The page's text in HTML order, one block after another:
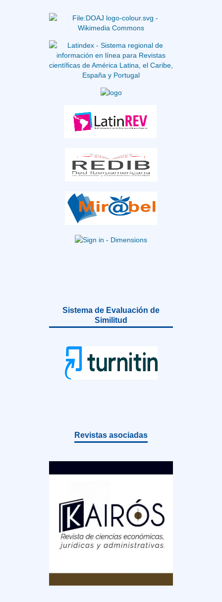
Sistema de Evaluación de
Similitud
Revistas asociadas